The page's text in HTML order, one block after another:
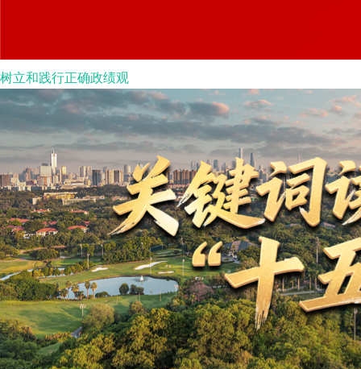
树立和践行正确政绩观